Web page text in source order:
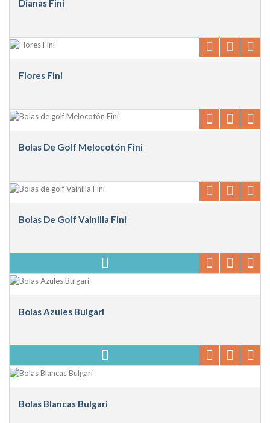
Dianas Fini
Flores Fini
Bolas De Golf Melocotón Fini
Bolas De Golf Vainilla Fini
Bolas Azules Bulgari
Bolas Blancas Bulgari